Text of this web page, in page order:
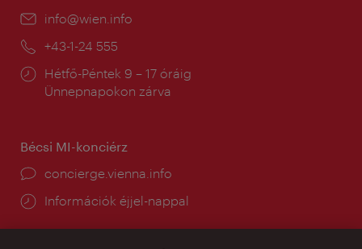
E-
info@wien.info
Telefon:
+43-1-24 555
Nyitva
tartás:
Hétfő-Péntek 9 – 17 óráig
Ünnepnapokon zárva
Bécsi MI-konciérz
concierge.vienna.info
Információk éjjel-nappal